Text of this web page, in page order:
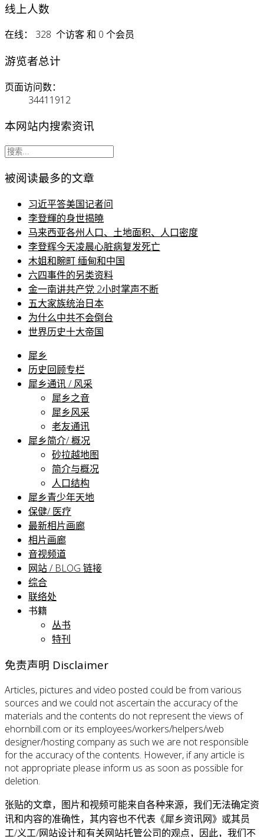
线上人数
在线： 328 个访客 和 0 个会员
游览者总计
页面访问数：
34411912
本网站内搜索资讯
被阅读最多的文章
习近平答美国记者问
李登輝的身世揭曉
马来西亚各州人口、土地面积、人口密度
李登辉今天凌晨心脏病复发死亡
木姐和畹町 缅甸和中国
六四事件的另类资料
金一南讲共产党 2小时掌声不断
五大家族统治日本
为什么中共不会倒台
世界历史十大帝国
犀乡
历史回顾专栏
犀乡通讯 / 风采
犀乡之音
犀乡风采
老友通讯
犀乡简介/ 概况
砂拉越地图
简介与概况
人口结构
犀乡青少年天地
保健/ 医疗
最新相片画廊
相片画廊
音视频道
网站 / BLOG 链接
综合
联络处
书籍
丛书
特刊
免责声明 Disclaimer
Articles, pictures and video posted could be from various
sources and we could not ascertain the accuracy of the
materials and the contents do not represent the views of
ehornbill.com or its employees/workers/helpers/web
designer/hosting company as such we are not responsible
for the accuracy of the contents. However, if any article is
not appropriate please inform us as soon as possible for
deletion.
张贴的文章，图片和视频可能来自各种来源，我们无法确定资
讯和内容的准确性，其内容也不代表《犀乡资讯网》或其员
工/义工/网站设计和有关网站托管公司的观点，因此，我们不